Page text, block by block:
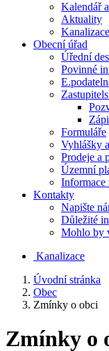
Kalendář
Aktuality
Kanalizace
Obecní úřad
Úřední
Povinné
Formuláře
Vyhlášky
Prodeje a
Územní
Informace
Kontakty
Napište
Důležité
Mohlo by
Kanalizace
Úvodní stránka
Obec
Zmínky o obci
Zmínky o